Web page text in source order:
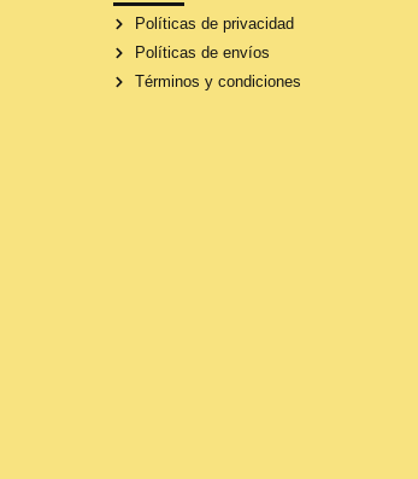
Políticas de privacidad
Políticas de envíos
Términos y condiciones